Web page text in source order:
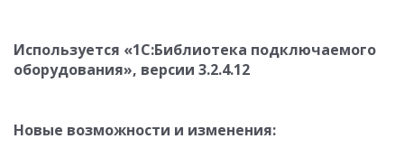
Используется «1C:Библиотека подключаемого
оборудования», версии 3.2.4.12
Новые возможности и изменения: